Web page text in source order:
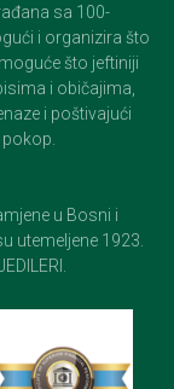
sa 100-
i organizira što
što jeftiniji
i običajima,
i poštivajući
u Bosni i
utemeljene 1923.